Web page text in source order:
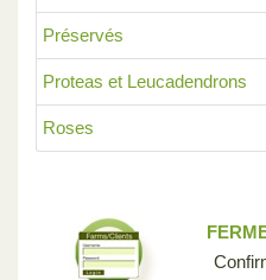
Préservés
Proteas et Leucadendrons
Roses